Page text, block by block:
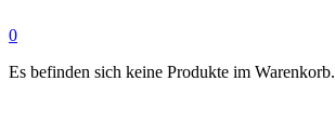
0
Es befinden sich keine Produkte im Warenkorb.